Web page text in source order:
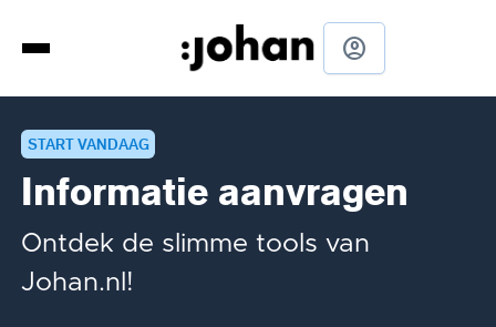
account_circle
START VANDAAG
Informatie aanvragen
Ontdek de slimme tools van
Johan.nl!